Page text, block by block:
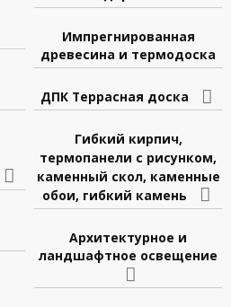
Импрегнированная
древесина и термодоска
ДПК Террасная доска
Гибкий кирпич,
термопанели с рисунком,
каменный скол, каменные
обои, гибкий камень
Архитектурное и
ландшафтное освещение